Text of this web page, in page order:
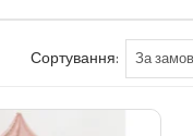
Сортування: